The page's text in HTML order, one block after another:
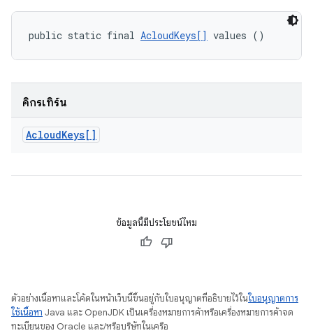
public static final AcloudKeys[] values ()
คิกรีเทิร์น
AcloudKeys[]
ข้อมูลนี้มีประโยชน์ไหม
ตัวอย่างเนื้อหาและโค้ดในหน้าเว็บนี้ขึ้นอยู่กับใบอนุญาตที่อธิบายไว้ในใบอนุญาตการ
ใช้เนื้อหา Java และ OpenJDK เป็นเครื่องหมายการค้าหรือเครื่องหมายการค้าจด
ทะเบียนของ Oracle และ/หรือบริษัทในเครือ